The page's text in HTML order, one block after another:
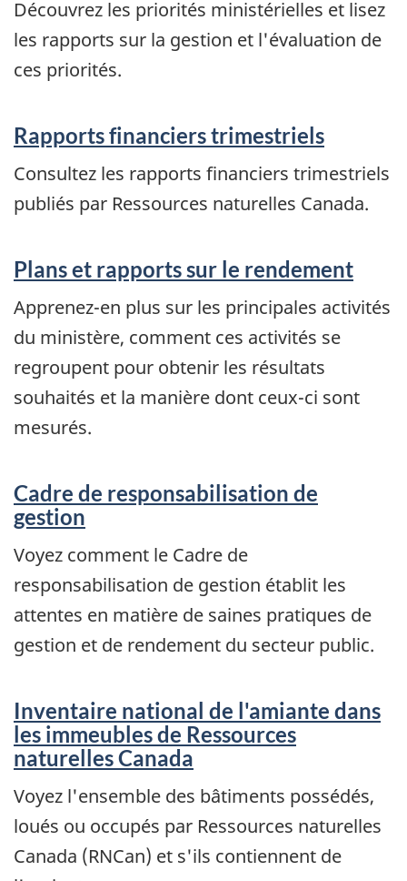
Découvrez les priorités ministérielles et lisez
les rapports sur la gestion et l'évaluation de
ces priorités.
Rapports financiers trimestriels
Consultez les rapports financiers trimestriels
publiés par Ressources naturelles Canada.
Plans et rapports sur le rendement
Apprenez-en plus sur les principales activités
du ministère, comment ces activités se
regroupent pour obtenir les résultats
souhaités et la manière dont ceux-ci sont
mesurés.
Cadre de responsabilisation de
gestion
Voyez comment le Cadre de
responsabilisation de gestion établit les
attentes en matière de saines pratiques de
gestion et de rendement du secteur public.
Inventaire national de l'amiante dans
les immeubles de Ressources
naturelles Canada
Voyez l'ensemble des bâtiments possédés,
loués ou occupés par Ressources naturelles
Canada (RNCan) et s'ils contiennent de